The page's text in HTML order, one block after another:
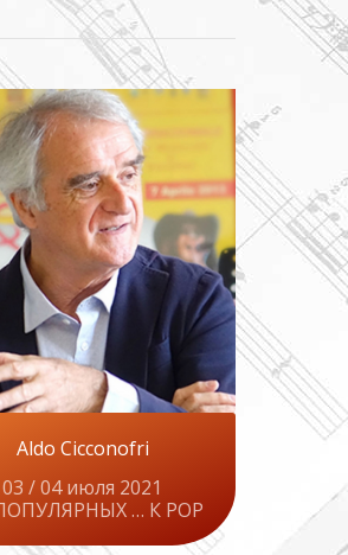
Aldo Cicconofri
03 / 04 июля 2021
… К POP